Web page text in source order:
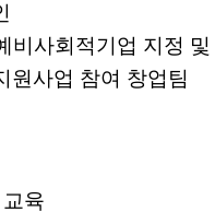
비사회적기업 지정
원사업 참여 창업팀
육